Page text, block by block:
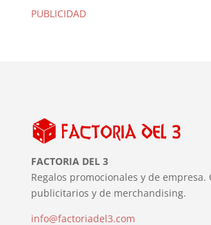
PUBLICIDAD
FACTORIA DEL 3
Regalos promocionales y de empresa.
publicitarios y de merchandising.
info@factoriadel3.com